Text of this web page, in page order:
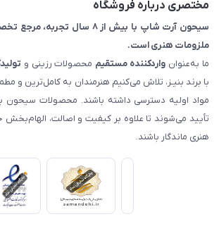
مختصری درباره فروشگاه
سیحون آرت شاپ با بیش از ۸ سال
ملزومات هنری است.
ما به‌عنوان واردکننده مستقیم محصولات رزینی و
با برند بنیـز، تلاش می‌کنیم هنرمندان به کامل‌ترین و
مواد اولیه دسترسی داشته باشند. محصولات سیحون
تأیید می‌شوند تا علاوه بر کیفیت و اصالت، الهام‌بخش
هنری ماندگار باشند.